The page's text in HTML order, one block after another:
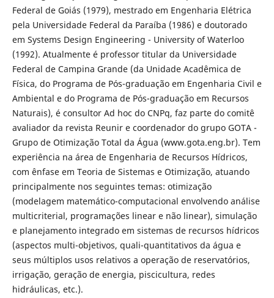
Federal de Goiás (1979), mestrado em Engenharia Elétrica
pela Universidade Federal da Paraíba (1986) e doutorado
em Systems Design Engineering - University of Waterloo
(1992). Atualmente é professor titular da Universidade
Federal de Campina Grande (da Unidade Acadêmica de
Física, do Programa de Pós-graduação em Engenharia Civil e
Ambiental e do Programa de Pós-graduação em Recursos
Naturais), é consultor Ad hoc do CNPq, faz parte do comitê
avaliador da revista Reunir e coordenador do grupo GOTA -
Grupo de Otimização Total da Água (www.gota.eng.br). Tem
experiência na área de Engenharia de Recursos Hídricos,
com ênfase em Teoria de Sistemas e Otimização, atuando
principalmente nos seguintes temas: otimização
(modelagem matemático-computacional envolvendo análise
multicriterial, programações linear e não linear), simulação
e planejamento integrado em sistemas de recursos hídricos
(aspectos multi-objetivos, quali-quantitativos da água e
seus múltiplos usos relativos a operação de reservatórios,
irrigação, geração de energia, piscicultura, redes
hidráulicas, etc.).